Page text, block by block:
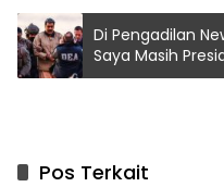
Di Pengadilan
Saya Masih
Pos Terkait